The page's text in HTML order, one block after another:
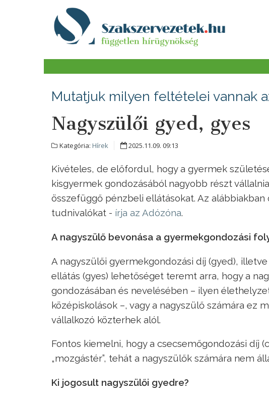
Mutatjuk milyen feltételei vannak
Nagyszülői gyed, gyes
Kategória: Hírek 2025.11.09. 09:13
Kivételes, de előfordul, hogy a gyermek
kisgyermek gondozásából nagyobb részt
összefüggő pénzbeli ellátásokat. Az
tudnivalókat - írja az Adózóna.
A nagyszülő bevonása a gyermekgondozási
A nagyszülői gyermekgondozási díj (gyed),
ellátás (gyes) lehetőséget teremt arra, hogy a
gondozásában és nevelésében – ilyen
középiskolások –, vagy a nagyszülő számára ez
vállalkozó közterhek alól.
Fontos kiemelni, hogy a csecsemőgondozási díj
„mozgástér”, tehát a nagyszülők számára nem
Ki jogosult nagyszülői gyedre?